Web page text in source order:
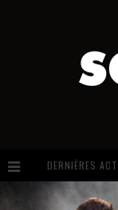
DERNIÈRES